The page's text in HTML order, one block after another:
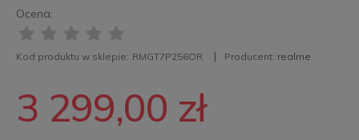
Ocena:
Kod produktu w sklepie: RMGT7P256OR Producent: realme
3 299,00 zł